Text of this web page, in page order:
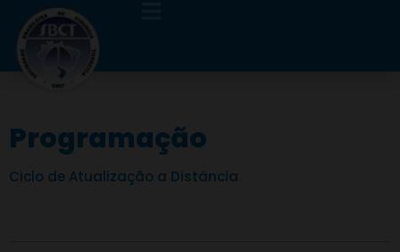
Programação
Ciclo de Atualização a Distância